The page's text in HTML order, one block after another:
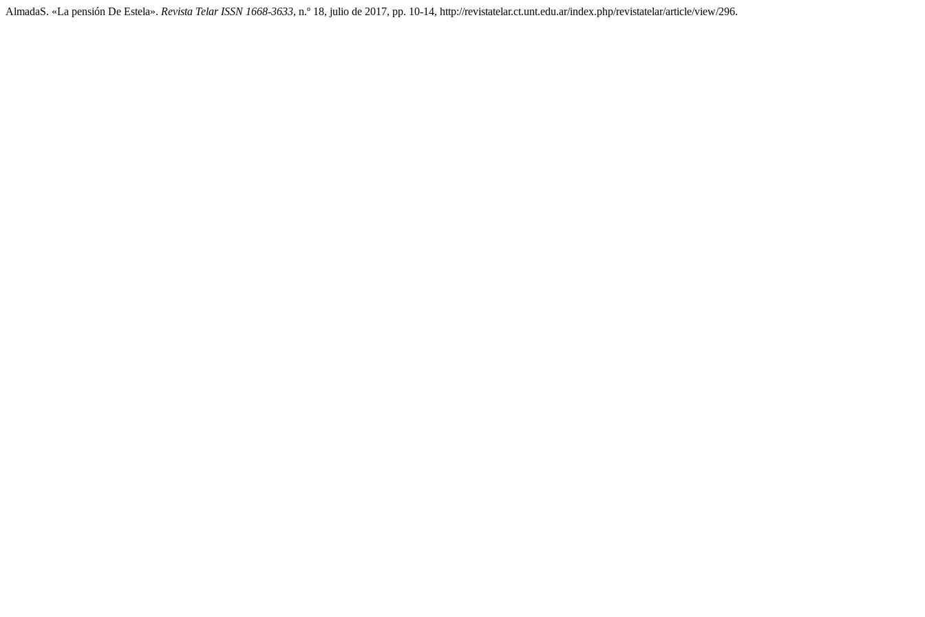
AlmadaS. «La pensión De Estela». Revista Telar ISSN 1668-3633, n.º 18, julio de 2017, pp. 10-14, http://revistatelar.ct.unt.edu.ar/index.php/revistatelar/article/view/296.